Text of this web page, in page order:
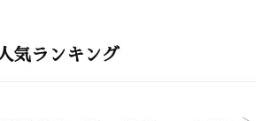
気ランキング